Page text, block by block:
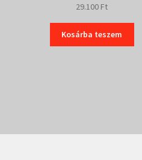
29.100 Ft
Kosárba teszem